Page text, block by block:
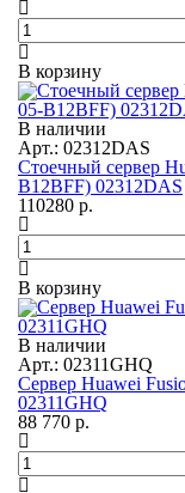
В корзину
В наличии
Арт.: 02312DAS
Стоечный сервер
B12BFF) 02312DAS
110280 р.
В корзину
В наличии
Арт.: 02311GHQ
Сервер Huawei
02311GHQ
88 770 р.